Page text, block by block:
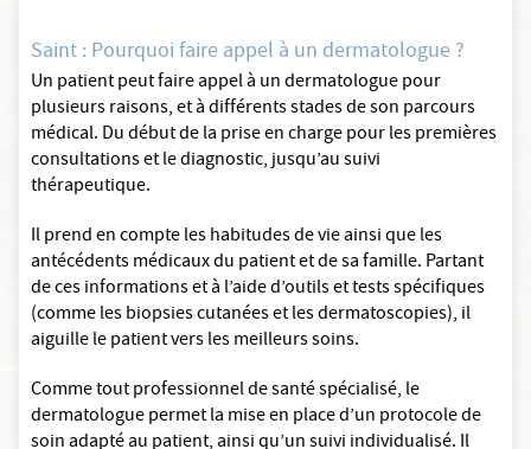
Saint : Pourquoi faire appel à un dermatologue ?
Un patient peut faire appel à un dermatologue pour
plusieurs raisons, et à différents stades de son parcours
médical. Du début de la prise en charge pour les premières
consultations et le diagnostic, jusqu’au suivi
thérapeutique.
Il prend en compte les habitudes de vie ainsi que les
antécédents médicaux du patient et de sa famille. Partant
de ces informations et à l’aide d’outils et tests spécifiques
(comme les biopsies cutanées et les dermatoscopies), il
aiguille le patient vers les meilleurs soins.
Comme tout professionnel de santé spécialisé, le
dermatologue permet la mise en place d’un protocole de
soin adapté au patient, ainsi qu’un suivi individualisé. Il